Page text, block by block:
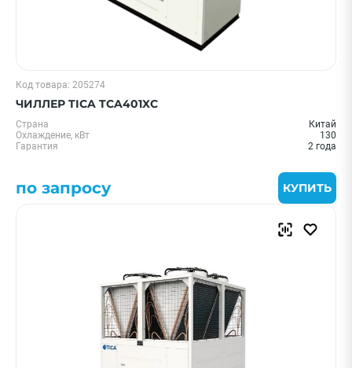
Код товара: 205274
ЧИЛЛЕР TICA TCA401XC
Страна
Китай
Охлаждение, кВт
130
Гарантия
2 года
по запросу КУПИТЬ